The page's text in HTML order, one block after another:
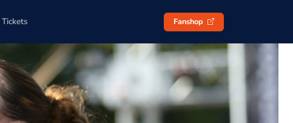
Tickets Fanshop